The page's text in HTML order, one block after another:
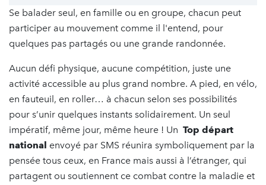
Se balader seul, en famille ou en groupe, chacun peut
participer au mouvement comme il l'entend, pour
quelques pas partagés ou une grande randonnée.
Aucun défi physique, aucune compétition, juste une
activité accessible au plus grand nombre. A pied, en vélo,
en fauteuil, en roller… à chacun selon ses possibilités
pour s’unir quelques instants solidairement. Un seul
impératif, même jour, même heure ! Un Top départ
national envoyé par SMS réunira symboliquement par la
pensée tous ceux, en France mais aussi à l’étranger, qui
partagent ou soutiennent ce combat contre la maladie et